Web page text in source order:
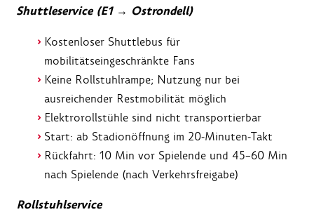
Shuttleservice (E1 → Ostrondell)
Kostenloser Shuttlebus für
mobilitätseingeschränkte Fans
Keine Rollstuhlrampe; Nutzung nur bei
ausreichender Restmobilität möglich
Elektrorollstühle sind nicht transportierbar
Start: ab Stadionöffnung im 20‑Minuten‑Takt
Rückfahrt: 10 Min vor Spielende und 45–60 Min
nach Spielende (nach Verkehrsfreigabe)
Rollstuhlservice